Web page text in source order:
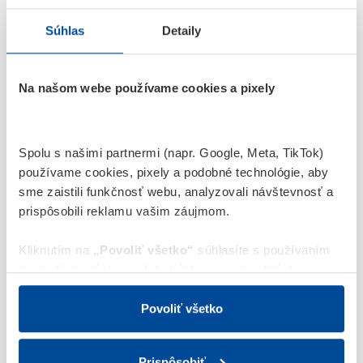
Súhlas Detaily
Na našom webe používame cookies a pixely
Spolu s našimi partnermi (napr. Google, Meta, TikTok)
používame cookies, pixely a podobné technológie, aby
sme zaistili funkčnosť webu, analyzovali návštevnosť a
prispôsobili reklamu vašim záujmom.
Kliknutím na „Povoliť všetko“ súhlasíte s používaním
marketingových, analytickýcha nevyhnutných
cookies.Tieto cookies používame na (i) cielenie a
personalizáciu obsahu a reklám; (ii) štatistické merania
návštevnosti; a na (iii) optimalizáciu a funkčnosť webu.
Povoliť všetko
Obchodný zástupca
Štefánikova trieda 51, Nitra
0908 782 109